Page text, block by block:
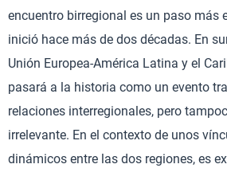
encuentro birregional es un paso más
inició hace más de dos décadas. En
Unión Europea-América Latina y el
pasará a la historia como un evento
relaciones interregionales, pero
irrelevante. En el contexto de unos
dinámicos entre las dos regiones, es